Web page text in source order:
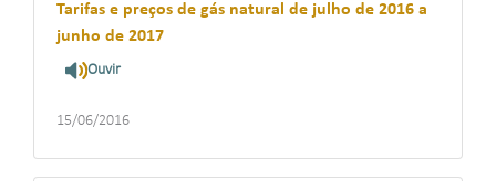
Tarifas e preços de gás natural de julho de 2016 a
junho de 2017
Ouvir
15/06/2016